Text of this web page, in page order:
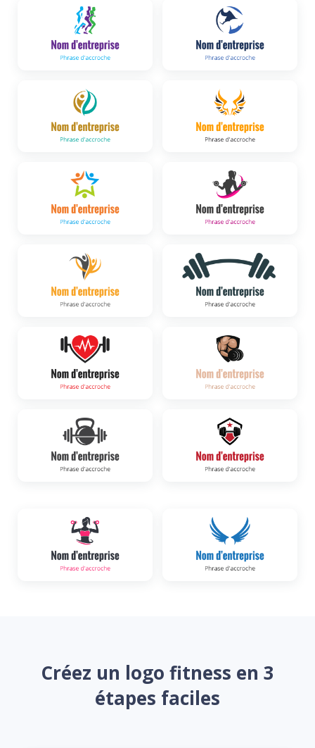
Créez un logo fitness en 3
étapes faciles